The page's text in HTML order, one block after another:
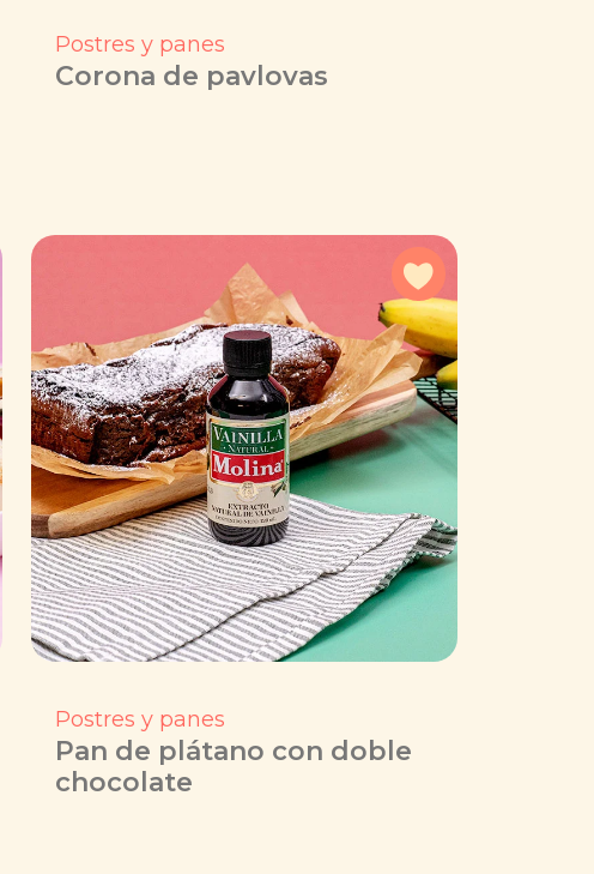
Postres y panes
Corona de pavlovas
Postres y panes
Pan de plátano con doble
chocolate